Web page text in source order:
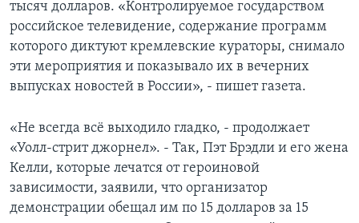
тысяч долларов. «Контролируемое государством
российское телевидение, содержание программ
которого диктуют кремлевские кураторы, снимало
эти мероприятия и показывало их в вечерних
выпусках новостей в России», - пишет газета.
«Не всегда всё выходило гладко, - продолжает
«Уолл-стрит джорнел». - Так, Пэт Брэдли и его жена
Келли, которые лечатся от героиновой
зависимости, заявили, что организатор
демонстрации обещал им по 15 долларов за 15